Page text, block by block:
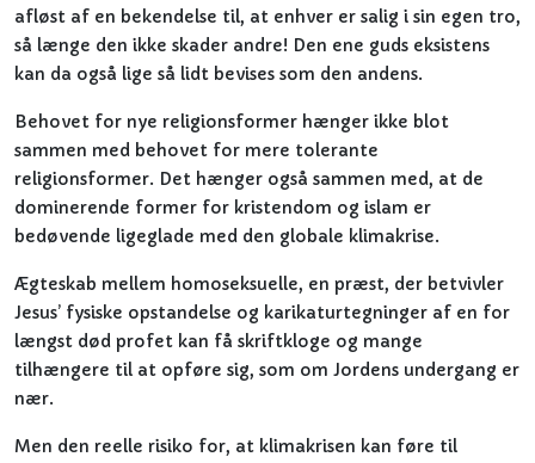
afløst af en bekendelse til, at enhver er salig i sin egen tro,
så længe den ikke skader andre! Den ene guds eksistens
kan da også lige så lidt bevises som den andens.
Behovet for nye religionsformer hænger ikke blot
sammen med behovet for mere tolerante
religionsformer. Det hænger også sammen med, at de
dominerende former for kristendom og islam er
bedøvende ligeglade med den globale klimakrise.
Ægteskab mellem homoseksuelle, en præst, der betvivler
Jesus’ fysiske opstandelse og karikaturtegninger af en for
længst død profet kan få skriftkloge og mange
tilhængere til at opføre sig, som om Jordens undergang er
nær.
Men den reelle risiko for, at klimakrisen kan føre til